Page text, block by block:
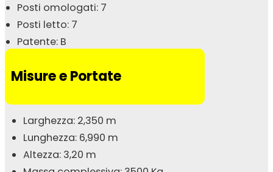
Posti omologati: 7
Posti letto: 7
Patente: B
Misure e Portate
Larghezza: 2,350 m
Lunghezza: 6,990 m
Altezza: 3,20 m